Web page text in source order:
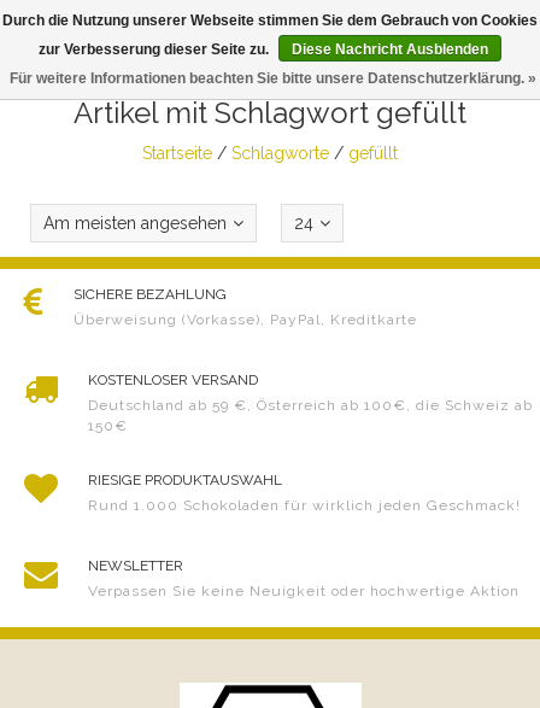
Artikel mit Schlagwort gefüllt
Startseite / Schlagworte / gefüllt
Am meisten angesehen 24
SICHERE BEZAHLUNG
Überweisung (Vorkasse), PayPal, Kreditkarte
KOSTENLOSER VERSAND
Deutschland ab 59 €, Österreich ab 100€, die Schweiz ab
150€
RIESIGE PRODUKTAUSWAHL
Rund 1.000 Schokoladen für wirklich jeden Geschmack!
NEWSLETTER
Verpassen Sie keine Neuigkeit oder hochwertige Aktion
Durch die Nutzung unserer Webseite stimmen Sie dem Gebrauch von Cookies
zur Verbesserung dieser Seite zu.
Diese Nachricht Ausblenden
Für weitere Informationen beachten Sie bitte unsere Datenschutzerklärung. »